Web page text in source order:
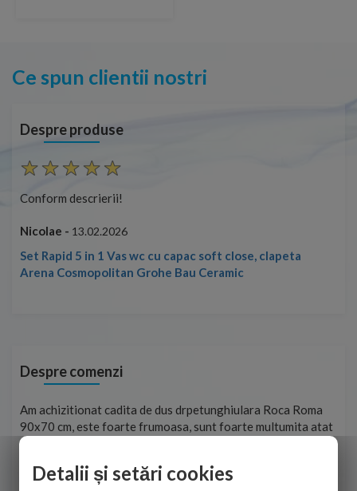
Ce spun clientii nostri
Despre produse
Conform descrierii!
Nicolae - 13.02.2026
Set Rapid 5 in 1 Vas wc cu capac soft close, clapeta
Arena Cosmopolitan Grohe Bau Ceramic
Despre comenzi
Am achizitionat cadita de dus drpetunghiulara Roca Roma
90x70 cm, este foarte frumoasa, sunt foarte multumita atat
de personalul firmei dvs. cu care am colaborat in obtinerea
adus coletul in siguranta.Numai bine, va doresc!
Detalii și setări cookies